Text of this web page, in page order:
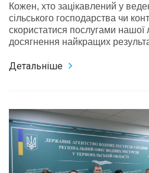
Кожен, хто зацікавлений у
сільського господарства чи
скористатися послугами нашої
досягнення найкращих
Детальніше